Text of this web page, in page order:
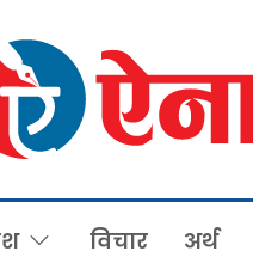
विचार अर्थ